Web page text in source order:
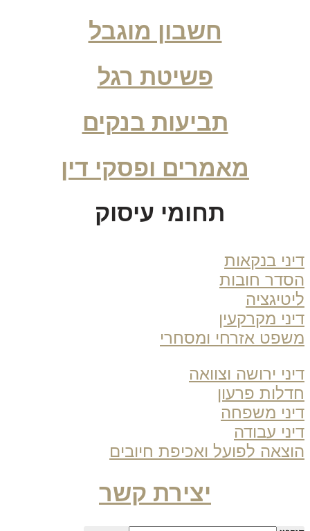
חשבון מוגבל
פשיטת רגל
תביעות בנקים
מאמרים ופסקי דין
תחומי עיסוק
בנקאות
חובות
מקרקעין
אזרחי ומסחרי
ירושה וצוואה
פרעון
משפחה
עבודה
לפועל ואכיפת חיובים
יצירת קשר